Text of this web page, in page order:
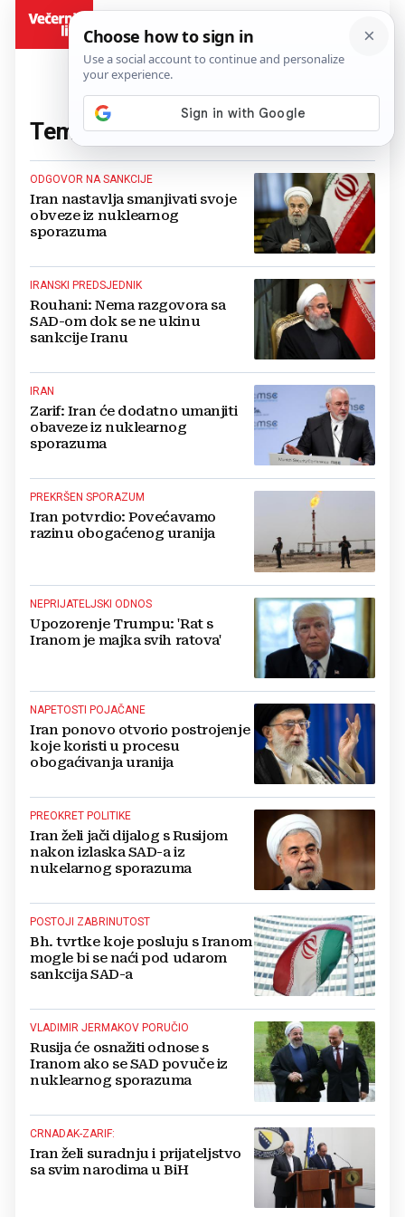
Tema:Iran(954 članaka)
ODGOVOR NA SANKCIJE
Iran nastavlja smanjivati svoje
obveze iz nuklearnog
sporazuma
IRANSKI PREDSJEDNIK
Rouhani: Nema razgovora sa
SAD-om dok se ne ukinu
sankcije Iranu
IRAN
Zarif: Iran će dodatno umanjiti
obaveze iz nuklearnog
sporazuma
PREKRŠEN SPORAZUM
Iran potvrdio: Povećavamo
razinu obogaćenog uranija
NEPRIJATELJSKI ODNOS
Upozorenje Trumpu: 'Rat s
Iranom je majka svih ratova'
NAPETOSTI POJAČANE
Iran ponovo otvorio postrojenje
koje koristi u procesu
obogaćivanja uranija
PREOKRET POLITIKE
Iran želi jači dijalog s Rusijom
nakon izlaska SAD-a iz
nukelarnog sporazuma
POSTOJI ZABRINUTOST
Bh. tvrtke koje posluju s Iranom
mogle bi se naći pod udarom
sankcija SAD-a
VLADIMIR JERMAKOV PORUČIO
Rusija će osnažiti odnose s
Iranom ako se SAD povuče iz
nuklearnog sporazuma
CRNADAK-ZARIF:
Iran želi suradnju i prijateljstvo
sa svim narodima u BiH